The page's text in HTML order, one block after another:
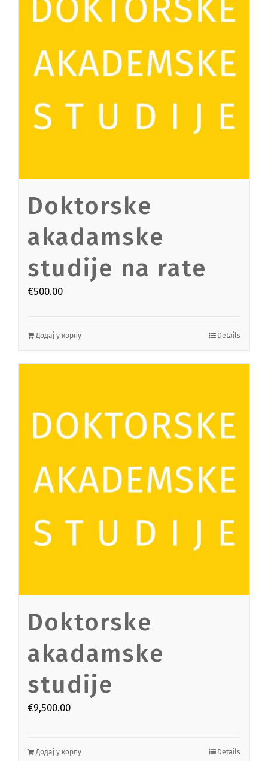
Doktorske
akadamske
studije na rate
€500.00
Додај у корпу Details
Doktorske
akadamske
studije
€9,500.00
Додај у корпу Details